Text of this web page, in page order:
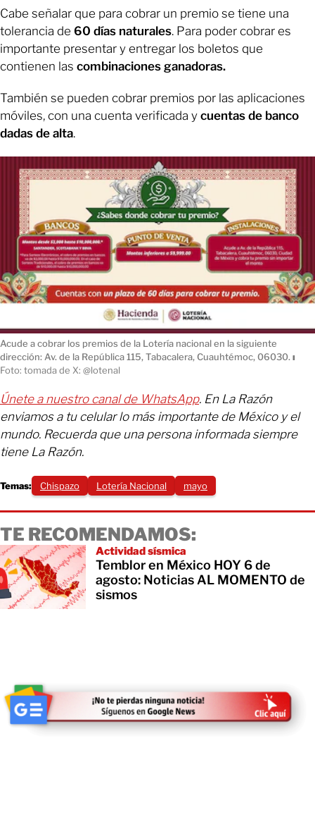
Cabe señalar que para cobrar un premio se tiene una
tolerancia de 60 días naturales. Para poder cobrar es
importante presentar y entregar los boletos que
contienen las combinaciones ganadoras.
También se pueden cobrar premios por las aplicaciones
móviles, con una cuenta verificada y cuentas de banco
dadas de alta.
Acude a cobrar los premios de la Lotería nacional en la siguiente
dirección: Av. de la República 115, Tabacalera, Cuauhtémoc, 06030. ı
Foto: tomada de X: @lotenal
Únete a nuestro canal de WhatsApp. En La Razón
enviamos a tu celular lo más importante de México y el
mundo. Recuerda que una persona informada siempre
tiene La Razón.
Temas: Chispazo Lotería Nacional mayo
TE RECOMENDAMOS:
Actividad sísmica
Temblor en México HOY 6 de
agosto: Noticias AL MOMENTO de
sismos